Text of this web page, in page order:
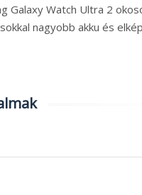
Galaxy Watch Ultra 2
nagyobb akku és